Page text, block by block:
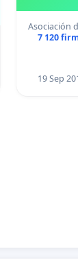
Asociación
7 120
19 Sep